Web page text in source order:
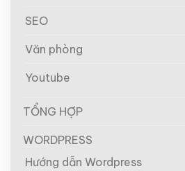
SEO
Văn phòng
Youtube
TỔNG HỢP
WORDPRESS
Hướng dẫn Wordpress